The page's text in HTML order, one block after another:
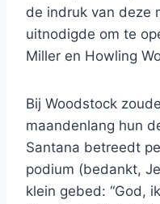
de indruk van deze
uitnodigde om te
Miller en Howling
Bij Woodstock
maandenlang hun
Santana betreedt
podium (bedankt,
klein gebed: “God,